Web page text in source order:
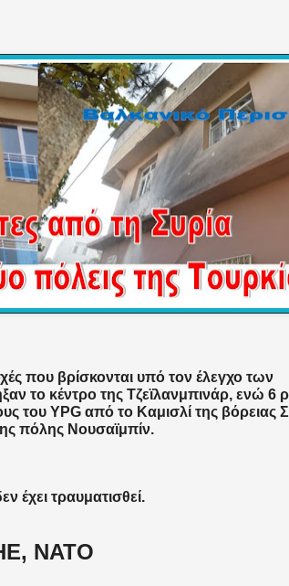
που βρίσκονται υπό τον έλεγχο των
το κέντρο της Τζεϊλανμπινάρ, ενώ 6
του YPG από το Καμισλί της βόρειας
πόλης Νουσαϊμπίν.
έχει τραυματισθεί.
ΝΑΤΟ